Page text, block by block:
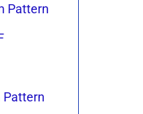
Pattern
Pattern